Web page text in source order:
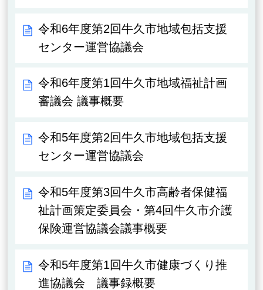
令和6年度第2回牛久市地域包括支援
センター運営協議会
令和6年度第1回牛久市地域福祉計画
審議会 議事概要
令和5年度第2回牛久市地域包括支援
センター運営協議会
令和5年度第3回牛久市高齢者保健福
祉計画策定委員会・第4回牛久市介護
保険運営協議会議事概要
令和5年度第1回牛久市健康づくり推
進協議会 議事録概要